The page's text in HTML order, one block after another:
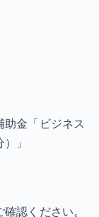
助金「ビジネス
」
認ください。